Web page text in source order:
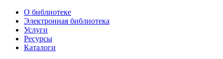
О библиотеке
Электронная библиотека
Услуги
Ресурсы
Каталоги